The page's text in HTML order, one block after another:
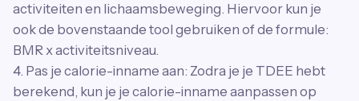
activiteiten en lichaamsbeweging. Hiervoor kun je
ook de bovenstaande tool gebruiken of de formule:
BMR x activiteitsniveau.
4. Pas je calorie-inname aan: Zodra je je TDEE hebt
berekend, kun je je calorie-inname aanpassen op